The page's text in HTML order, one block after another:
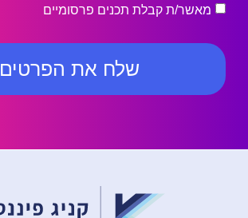
מאשר/ת קבלת תכנים פרסומיים
שלח את הפרטים